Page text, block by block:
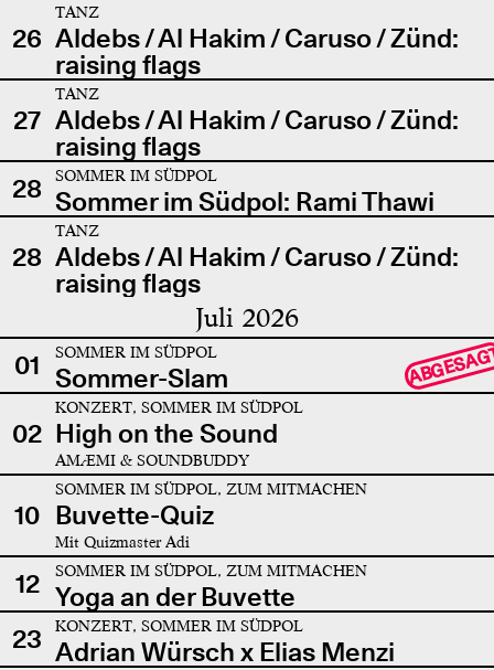
26
TANZ
Aldebs / Al Hakim / Caruso / Zünd:
raising flags
27
TANZ
Aldebs / Al Hakim / Caruso / Zünd:
raising flags
28
SOMMER IM SÜDPOL
Sommer im Südpol: Rami Thawi
28
TANZ
Aldebs / Al Hakim / Caruso / Zünd:
raising flags
Juli 2026
01 SOMMER IM SÜDPOL
Sommer-Slam
02
KONZERT, SOMMER IM SÜDPOL
High on the Sound
AMÆMI & SOUNDBUDDY
10
SOMMER IM SÜDPOL, ZUM MITMACHEN
Buvette-Quiz
Mit Quizmaster Adi
12 SOMMER IM SÜDPOL, ZUM MITMACHEN
Yoga an der Buvette
23
KONZERT, SOMMER IM SÜDPOL
Adrian Würsch x Elias Menzi